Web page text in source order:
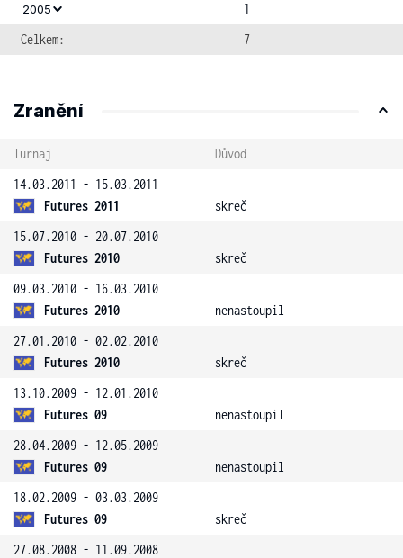
2005
1
Celkem:
7
Zranění
Turnaj
Důvod
14.03.2011 - 15.03.2011
Futures 2011
skreč
15.07.2010 - 20.07.2010
Futures 2010
skreč
09.03.2010 - 16.03.2010
Futures 2010
nenastoupil
27.01.2010 - 02.02.2010
Futures 2010
skreč
13.10.2009 - 12.01.2010
Futures 09
nenastoupil
28.04.2009 - 12.05.2009
Futures 09
nenastoupil
18.02.2009 - 03.03.2009
Futures 09
skreč
27.08.2008 - 11.09.2008